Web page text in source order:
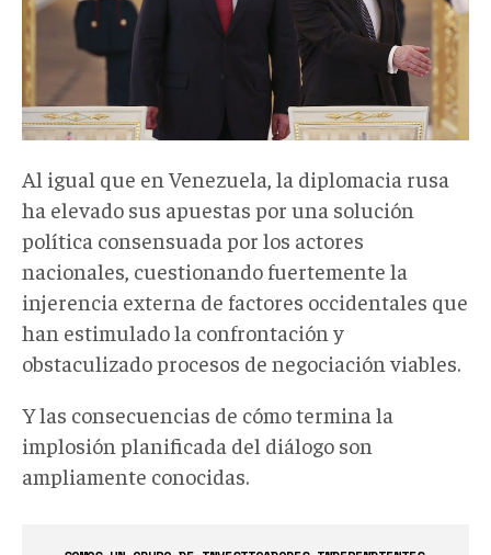
Al igual que en Venezuela, la diplomacia rusa
ha elevado sus apuestas por una solución
política consensuada por los actores
nacionales, cuestionando fuertemente la
injerencia externa de factores occidentales que
han estimulado la confrontación y
obstaculizado procesos de negociación viables.
Y las consecuencias de cómo termina la
implosión planificada del diálogo son
ampliamente conocidas.